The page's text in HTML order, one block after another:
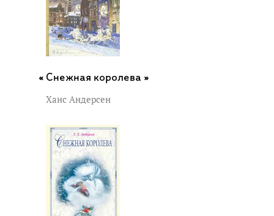
Снежная королева »
Ханс Андерсен